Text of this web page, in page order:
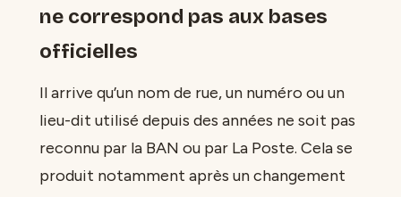
ne correspond pas aux bases
officielles
Il arrive qu’un nom de rue, un numéro ou un
lieu-dit utilisé depuis des années ne soit pas
reconnu par la BAN ou par La Poste. Cela se
produit notamment après un changement